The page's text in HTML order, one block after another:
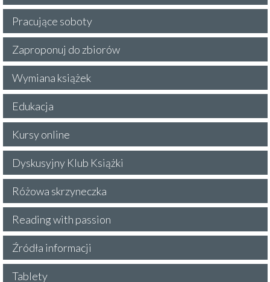
Pracujące soboty
Zaproponuj do zbiorów
Wymiana książek
Edukacja
Kursy online
Dyskusyjny Klub Książki
Różowa skrzyneczka
Reading with passion
Źródła informacji
Tablety